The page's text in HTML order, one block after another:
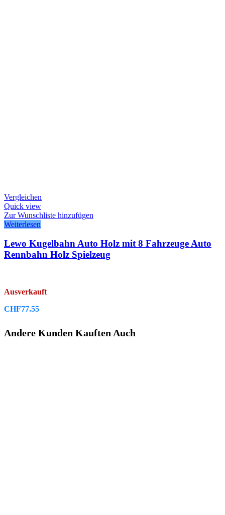
Vergleichen
Quick view
Zur Wunschliste hinzufügen
Weiterlesen
Lewo Kugelbahn Auto Holz mit 8 Fahrzeuge Auto
Rennbahn Holz Spielzeug
Ausverkauft
CHF77.55
Andere Kunden Kauften Auch